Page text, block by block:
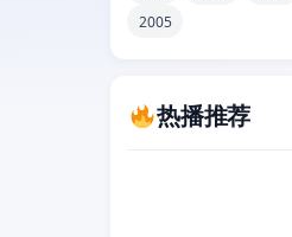
2005
热播推荐